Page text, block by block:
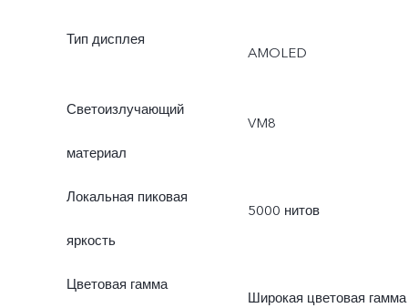
Тип дисплея
AMOLED
Светоизлучающий
материал
VM8
Локальная пиковая
яркость
5000 нитов
Цветовая гамма
Широкая цветовая гамма